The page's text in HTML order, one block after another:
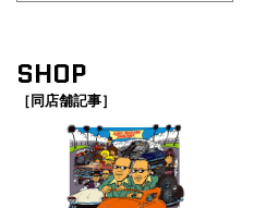
SHOP
［同店舗記事］